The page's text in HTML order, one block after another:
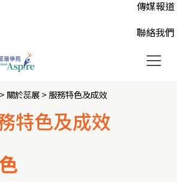
AnMe個
個別跟
高中活
大專或
常見問題
登記「
傳媒報道
聯絡我們
> 關於蕊展 > 服務特色及成效
特色及成效